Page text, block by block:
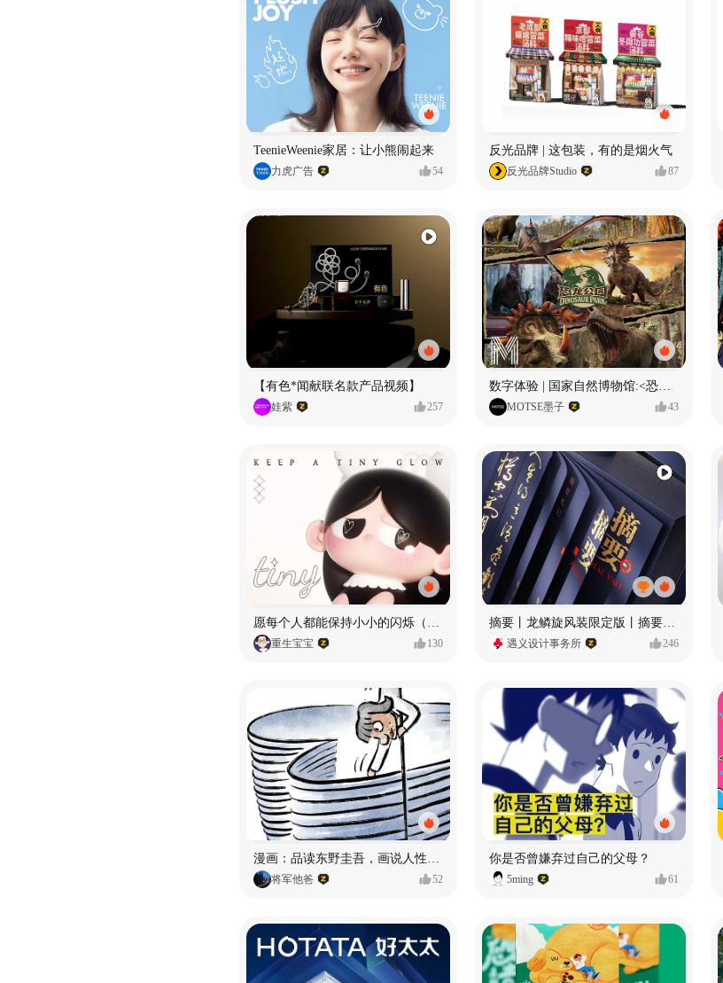
TeenieWeenie家居：让小熊闹起来
力虎广告 54
反光品牌 | 这包装，有的是烟火气
反光品牌Studio 87
【有色*闻献联名款产品视频】
娃紫 257
数字体验 | 国家自然博物馆:<恐龙公园>沉浸特展
MOTSE墨子 43
重生宝宝 130 遇义设计事务所 246
漫画：品读东野圭吾，画说人性百态
将军他爸 52
你是否曾嫌弃过自己的父母？
5ming 61